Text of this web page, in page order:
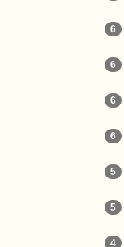
6
6
6
6
5
5
4